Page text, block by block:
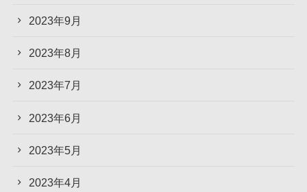
2023年9月
2023年8月
2023年7月
2023年6月
2023年5月
2023年4月